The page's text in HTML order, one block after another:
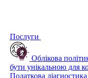
Послуги
Облікова
бути унікальною для
Податкова діагностика